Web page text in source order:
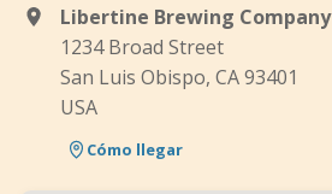
Libertine Brewing Company
1234 Broad Street
San Luis Obispo, CA 93401
USA
Cómo llegar